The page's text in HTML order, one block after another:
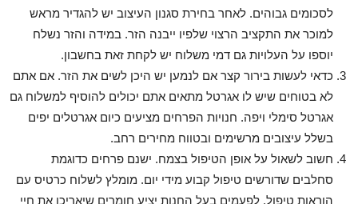
לסכומים גבוהים. לאחר בחירת סגנון העיצוב יש להגדיר מראש
למוכר את התקציב הרצוי שלפיו ייבנה הזר. במידה והזר נשלח
יוספו על העלויות גם דמי משלוח יש לקחת זאת בחשבון.
כדאי לעשות בירור קצר אם לנמען יש היכן לשים את הזר. אם אתם
לא בטוחים שיש לו אגרטל מתאים אתם יכולים להוסיף למשלוח גם
אגרטל סימלי ויפה. חנויות הפרחים מציעים כיום אגרטלים יפים
בשלל עיצובים מרשימים ובטווח מחירים רחב.
חשוב לשאול על אופן הטיפול בצמח. ישנם פרחים כדוגמת
סחלבים שדורשים טיפול קבוע מידי יום. מומלץ לשלוח כרטיס עם
הוראות טיפול. לפעמים בעל החנות יציע חומרים שיאריכו את חיי